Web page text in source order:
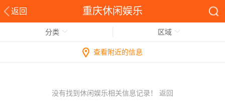
返回 重庆休闲娱乐
分类 区域
查看附近的信息
没有找到休闲娱乐相关信息记录！ 返回